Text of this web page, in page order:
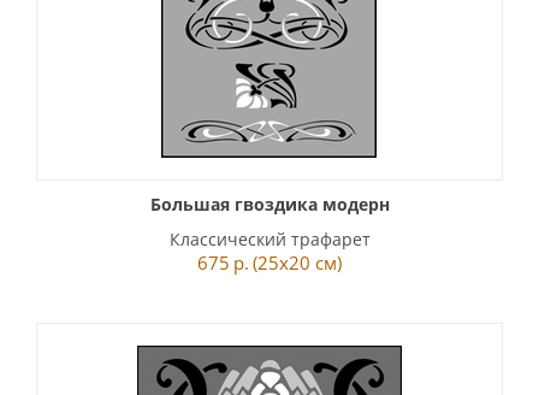
Большая гвоздика модерн
Классический трафарет
675 р. (25x20 см)